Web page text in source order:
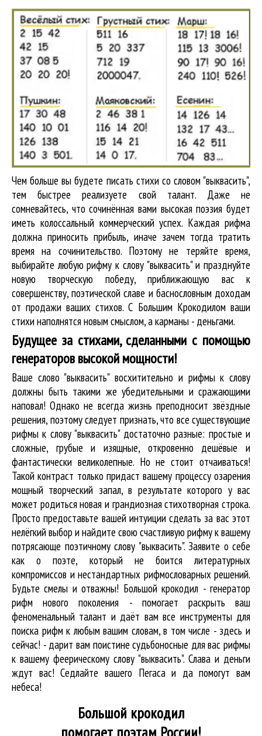
Чем больше вы будете писать стихи со словом "выквасить",
тем быстрее реализуете свой талант. Даже не
сомневайтесь, что сочинённая вами высокая поэзия будет
иметь колоссальный коммерческий успех. Каждая рифма
должна приносить прибыль, иначе зачем тогда тратить
время на сочинительство. Поэтому не теряйте время,
выбирайте любую рифму к слову "выквасить" и празднуйте
новую творческую победу, приближающую вас к
совершенству, поэтической славе и баснословным доходам
от продажи ваших стихов. С Большим Крокодилом ваши
стихи наполнятся новым смыслом, а карманы - деньгами.
Будущее за стихами, сделанными с помощью
генераторов высокой мощности!
Ваше слово "выквасить" восхитительно и рифмы к слову
должны быть такими же убедительными и сражающими
наповал! Однако не всегда жизнь преподносит звёздные
решения, поэтому следует признать, что все существующие
рифмы к слову "выквасить" достаточно разные: простые и
сложные, грубые и изящные, откровенно дешёвые и
фантастически великолепные. Но не стоит отчаиваться!
Такой контраст только придаст вашему процессу озарения
мощный творческий запал, в результате которого у вас
может родиться новая и грандиозная стихотворная строка.
Просто предоставьте вашей интуиции сделать за вас этот
нелёгкий выбор и найдите свою счастливую рифму к вашему
потрясающе поэтичному слову "выквасить". Заявите о себе
как о поэте, который не боится литературных
компромиссов и нестандартных рифмословарных решений.
Будьте смелы и отважны! Большой крокодил - генератор
рифм нового поколения - помогает раскрыть ваш
феноменальный талант и даёт вам все инструменты для
поиска рифмк любым вашим словам, в том числе - здесь и
сейчас! - дарит вам поистине судьбоносные для вас рифмы
к вашему феерическому слову "выквасить". Слава и деньги
ждут вас! Седлайте вашего Пегаса и да помогут вам
небеса!
Большой крокодил
помогает поэтам России!